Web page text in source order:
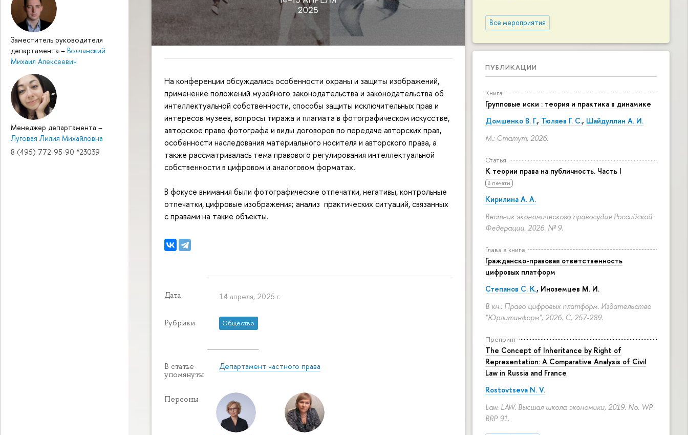
Заместитель руководителя
департамента – Волчанский
Михаил Алексеевич
Менеджер департамента –
Луговая Лилия Михайловна
8 (495) 772-95-90 *23039
Все мероприятия
ПУБЛИКАЦИИ
Книга
Групповые иски : теория и практика в динамике
Домшенко В. Г., Тюляев Г. С., Шайдуллин А. И.
М.: Статут, 2026.
Статья
К теории права на публичность. Часть I
В печати
Кирилина А. А.
Вестник экономического правосудия Российской
Федерации. 2026. № 9.
Глава в книге
Гражданско-правовая ответственность
цифровых платформ
Степанов С. К., Иноземцев М. И.
В кн.: Право цифровых платформ. Издательство
"Юрлитинформ", 2026. С. 257-289.
Препринт
The Concept of Inheritance by Right of
Representation: A Comparative Analysis of Civil
Law in Russia and France
Rostovtseva N. V.
Law. LAW. Высшая школа экономики, 2019. No. WP
BRP 91.
На конференции обсуждались особенности охраны и защиты изображений,
применение положений музейного законодательства и законодательства об
интеллектуальной собственности, способы защиты исключительных прав и
интересов музеев, вопросы тиража и плагиата в фотографическом искусстве,
авторское право фотографа и виды договоров по передаче авторских прав,
особенности наследования материального носителя и авторского права, а
также рассматривалась тема правового регулирования интеллектуальной
собственности в цифровом и аналоговом форматах.
В фокусе внимания были фотографические отпечатки, негативы, контрольные
отпечатки, цифровые изображения; анализ практических ситуаций, связанных
с правами на такие объекты.
Дата 14 апреля, 2025 г.
Рубрики Общество
В статье
упомянуты
Департамент частного права
Персоны